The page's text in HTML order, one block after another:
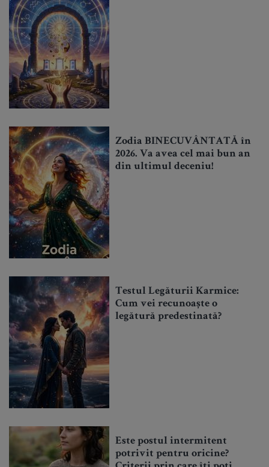
Zodia BINECUVÂNTATĂ în
2026. Va avea cel mai bun an
din ultimul deceniu!
Testul Legăturii Karmice:
Cum vei recunoaște o
legătură predestinată?
Este postul intermitent
potrivit pentru oricine?